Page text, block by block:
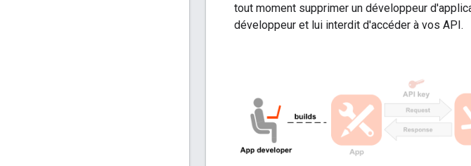
tout moment supprimer un développeur
développeur et lui interdit d'accéder à vos API.